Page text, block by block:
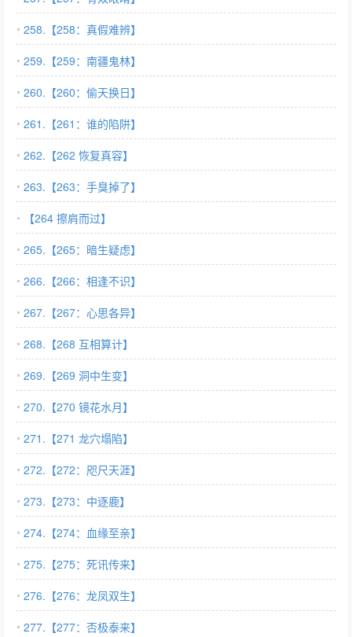
258.【258：真假难辨】
259.【259：南疆鬼林】
260.【260：偷天换日】
261.【261：谁的陷阱】
262.【262 恢复真容】
263.【263：手臭掉了】
【264 擦肩而过】
265.【265：暗生疑虑】
266.【266：相逢不识】
267.【267：心思各异】
268.【268 互相算计】
269.【269 洞中生变】
270.【270 镜花水月】
271.【271 龙穴塌陷】
272.【272：咫尺天涯】
273.【273：中逐鹿】
274.【274：血缘至亲】
275.【275：死讯传来】
276.【276：龙凤双生】
277.【277：否极泰来】